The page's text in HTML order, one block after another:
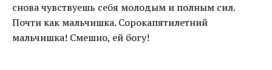
снова чувствуешь себя молодым и полным сил.
Почти как мальчишка. Сорокапятилетний
мальчишка! Смешно, ей богу!